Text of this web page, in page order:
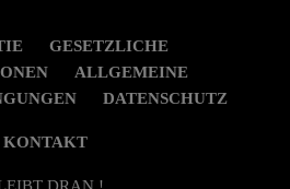
GESETZLICHE
ALLGEMEINE
DATENSCHUTZ
KONTAKT